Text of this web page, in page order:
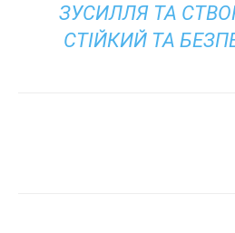
ЗУСИЛЛЯ ТА
СТІЙКИЙ ТА